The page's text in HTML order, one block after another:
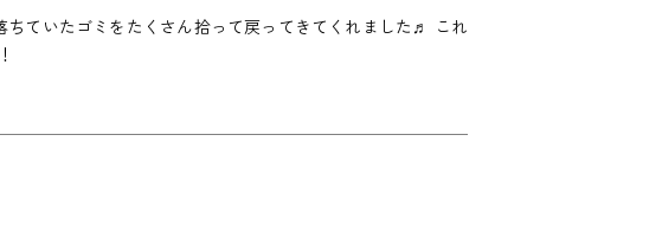
ていたゴミをたくさん拾って戻ってきてくれました♬ これ